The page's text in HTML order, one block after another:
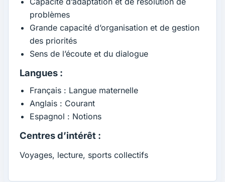
problèmes
Grande capacité d’organisation et de gestion
des priorités
Sens de l’écoute et du dialogue
Langues :
Français : Langue maternelle
Anglais : Courant
Espagnol : Notions
Centres d’intérêt :
Voyages, lecture, sports collectifs